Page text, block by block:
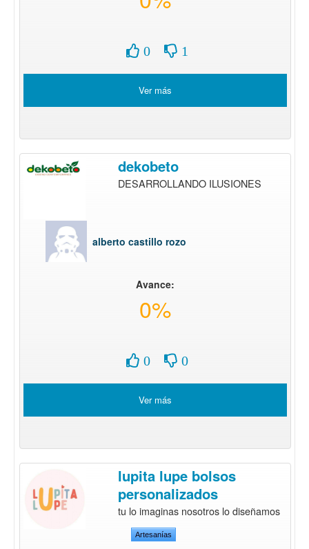
0 1
Ver más
dekobeto
DESARROLLANDO ILUSIONES
alberto castillo rozo
Avance:
0%
0 0
Ver más
lupita lupe bolsos
personalizados
tu lo imaginas nosotros lo diseñamos
Artesanías